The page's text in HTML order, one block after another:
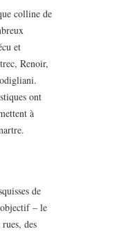
colline de
et
Renoir,
ont
à
de
– le
des